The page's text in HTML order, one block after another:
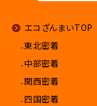
エコざんまいTOP
₋東北密着
₋中部密着
₋関西密着
₋四国密着